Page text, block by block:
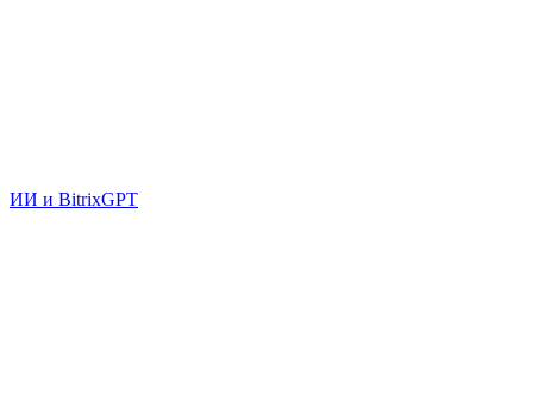
ИИ и BitrixGPT